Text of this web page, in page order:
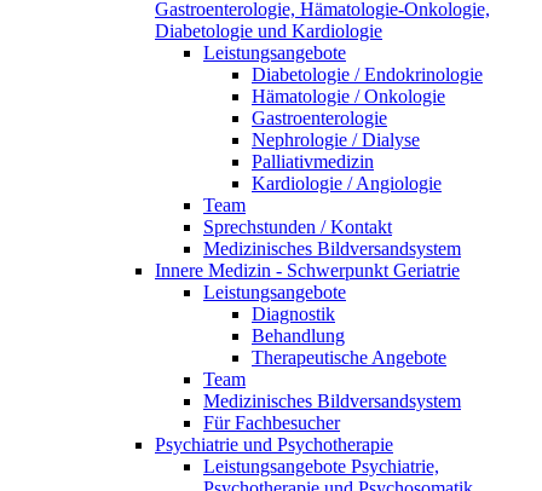
Gastroenterologie, Hämatologie-Onkologie,
Diabetologie und Kardiologie
Leistungsangebote
Diabetologie / Endokrinologie
Hämatologie / Onkologie
Gastroenterologie
Nephrologie / Dialyse
Palliativmedizin
Kardiologie / Angiologie
Team
Sprechstunden / Kontakt
Medizinisches Bildversandsystem
Innere Medizin - Schwerpunkt Geriatrie
Leistungsangebote
Diagnostik
Behandlung
Therapeutische Angebote
Team
Medizinisches Bildversandsystem
Für Fachbesucher
Psychiatrie und Psychotherapie
Leistungsangebote Psychiatrie,